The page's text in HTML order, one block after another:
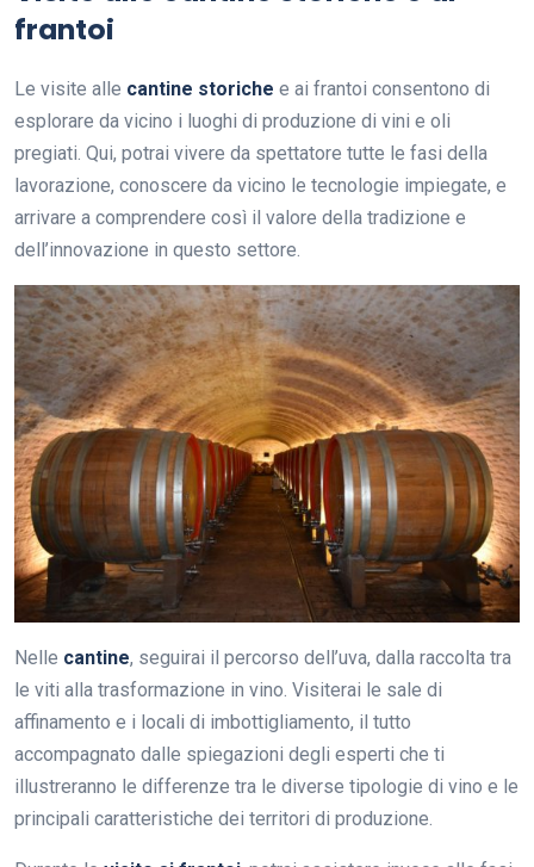
frantoi
Le visite alle cantine storiche e ai frantoi consentono di
esplorare da vicino i luoghi di produzione di vini e oli
pregiati. Qui, potrai vivere da spettatore tutte le fasi della
lavorazione, conoscere da vicino le tecnologie impiegate, e
arrivare a comprendere così il valore della tradizione e
dell’innovazione in questo settore.
Nelle cantine, seguirai il percorso dell’uva, dalla raccolta tra
le viti alla trasformazione in vino. Visiterai le sale di
affinamento e i locali di imbottigliamento, il tutto
accompagnato dalle spiegazioni degli esperti che ti
illustreranno le differenze tra le diverse tipologie di vino e le
principali caratteristiche dei territori di produzione.